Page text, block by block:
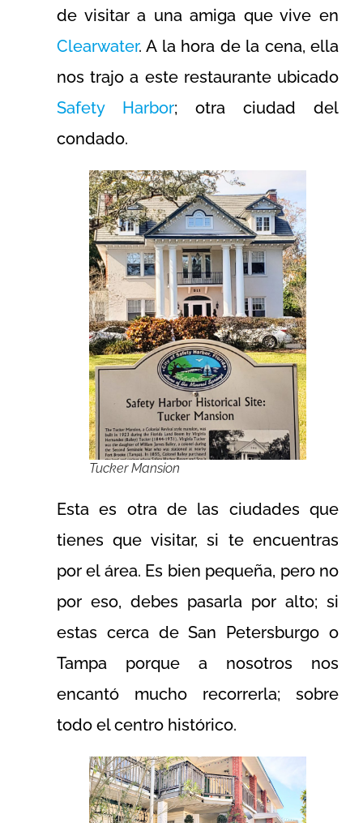
de visitar a una amiga que vive en
Clearwater. A la hora de la cena, ella
nos trajo a este restaurante ubicado
Safety Harbor; otra ciudad del
condado.
Tucker Mansion
Esta es otra de las ciudades que
tienes que visitar, si te encuentras
por el área. Es bien pequeña, pero no
por eso, debes pasarla por alto; si
estas cerca de San Petersburgo o
Tampa porque a nosotros nos
encantó mucho recorrerla; sobre
todo el centro histórico.